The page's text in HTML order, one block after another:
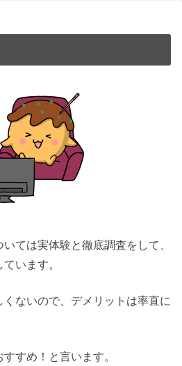
ては実体験と徹底調査をして、
います。
ないので、デメリットは率直に
すめ！と言います。